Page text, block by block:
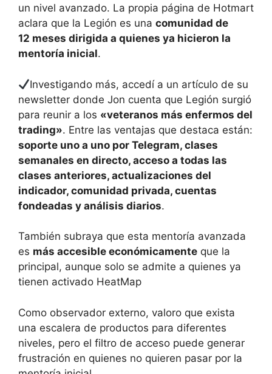
un nivel avanzado. La propia página de Hotmart
aclara que la Legión es una comunidad de
12 meses dirigida a quienes ya hicieron la
mentoría inicial.
Investigando más, accedí a un artículo de su
newsletter donde Jon cuenta que Legión surgió
para reunir a los «veteranos más enfermos del
trading». Entre las ventajas que destaca están:
soporte uno a uno por Telegram, clases
semanales en directo, acceso a todas las
clases anteriores, actualizaciones del
indicador, comunidad privada, cuentas
fondeadas y análisis diarios.
También subraya que esta mentoría avanzada
es más accesible económicamente que la
principal, aunque solo se admite a quienes ya
tienen activado HeatMap
Como observador externo, valoro que exista
una escalera de productos para diferentes
niveles, pero el filtro de acceso puede generar
frustración en quienes no quieren pasar por la